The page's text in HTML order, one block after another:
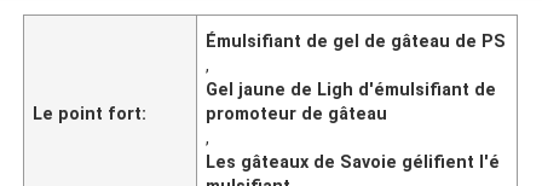
Le point fort:
Émulsifiant de gel de gâteau de PS
,
Gel jaune de Ligh d'émulsifiant de
promoteur de gâteau
,
Les gâteaux de Savoie gélifient l'é